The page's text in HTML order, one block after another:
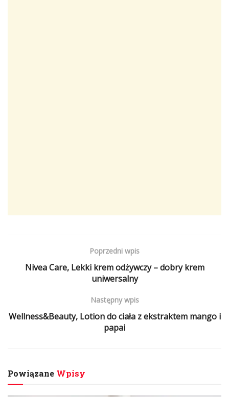
Poprzedni wpis
Nivea Care, Lekki krem odżywczy – dobry krem
uniwersalny
Następny wpis
Wellness&Beauty, Lotion do ciała z ekstraktem mango i
papai
Powiązane Wpisy